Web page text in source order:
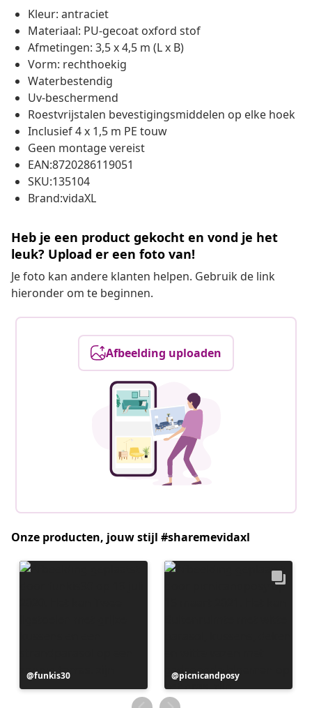
Kleur: antraciet
Materiaal: PU-gecoat oxford stof
Afmetingen: 3,5 x 4,5 m (L x B)
Vorm: rechthoekig
Waterbestendig
Uv-beschermend
Roestvrijstalen bevestigingsmiddelen op elke hoek
Inclusief 4 x 1,5 m PE touw
Geen montage vereist
EAN:8720286119051
SKU:135104
Brand:vidaXL
Heb je een product gekocht en vond je het
leuk? Upload er een foto van!
Je foto kan andere klanten helpen. Gebruik de link
hieronder om te beginnen.
Afbeelding uploaden
Onze producten, jouw stijl #sharemevidaxl
Bericht
gepubliceerd
funkis30
Bericht
gepubliceerd
door
picnicandposy